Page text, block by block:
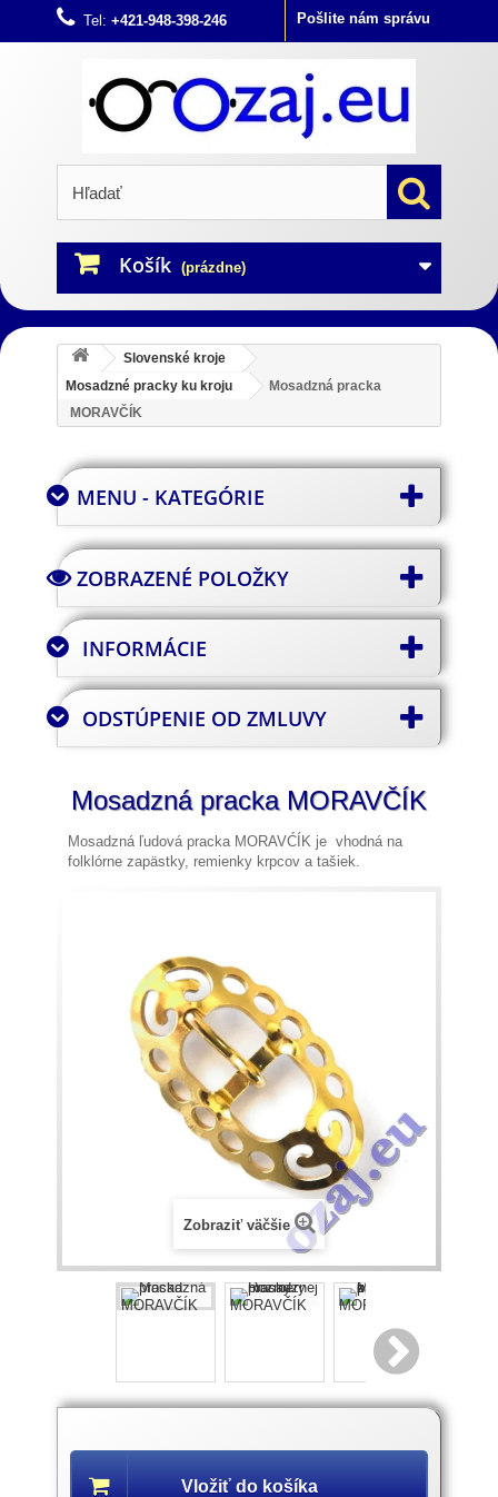
Pošlite nám správu
Tel: +421-948-398-246
Košík (prázdne)
Slovenské kroje
Mosadzné pracky ku kroju
Mosadzná pracka
MORAVČÍK
MENU - KATEGÓRIE
ZOBRAZENÉ POLOŽKY
INFORMÁCIE
ODSTÚPENIE OD ZMLUVY
Mosadzná pracka MORAVČÍK
Mosadzná ľudová pracka MORAVĆÍK je vhodná na
folklórne zapästky, remienky krpcov a tašiek.
Zobraziť väčšie
Vložiť do košíka
produktu